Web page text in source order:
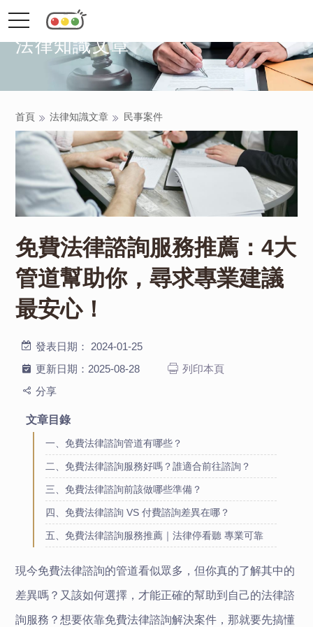
toggle
法律知識文章
首頁 法律知識文章 民事案件
免費法律諮詢服務推薦：4大
管道幫助你，尋求專業建議
最安心！
發表日期： 2024-01-25
更新日期： 2025-08-28
列印本頁
分享
文章目錄
一、免費法律諮詢管道有哪些？
二、免費法律諮詢服務好嗎？誰適合前往諮詢？
三、免費法律諮詢前該做哪些準備？
四、免費法律諮詢 VS 付費諮詢差異在哪？
五、免費法律諮詢服務推薦｜法律停看聽 專業可靠
現今免費法律諮詢的管道看似眾多，但你真的了解其中的
差異嗎？又該如何選擇， 才能正確的幫助到自己的法律諮
詢服務？想要依靠免費法律諮詢解決案件 ，那就要先搞懂